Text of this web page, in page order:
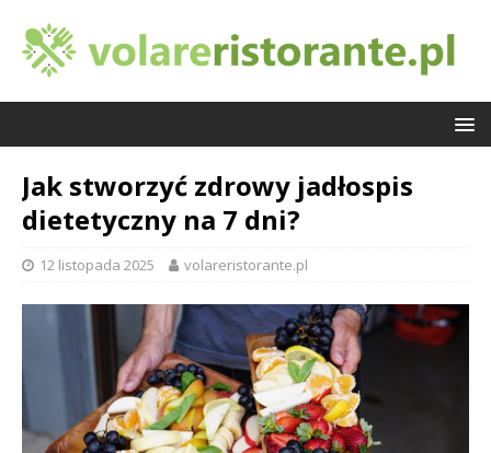
Jak stworzyć zdrowy jadłospis
dietetyczny na 7 dni?
12 listopada 2025 volareristorante.pl